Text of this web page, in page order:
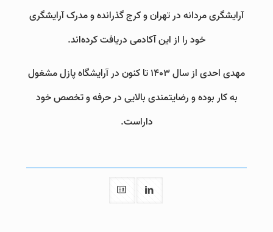
آرایشگری مردانه در تهران و کرج گذرانده و مدرک آرایشگری
خود را از این آکادمی دریافت کرده‌اند.
مهدی احدی از سال 1403 تا کنون در آرایشگاه پازل مشغول
به کار بوده و رضایتمندی بالایی در حرفه و تخصص خود
داراست.